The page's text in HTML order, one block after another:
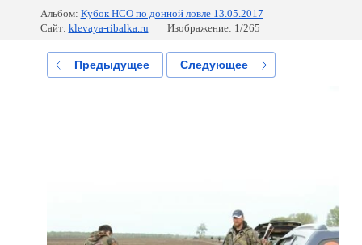
Альбом: Кубок НСО по донной ловле 13.05.2017
Сайт: klevaya-ribalka.ru Изображение: 1/265
Предыдущее Следующее